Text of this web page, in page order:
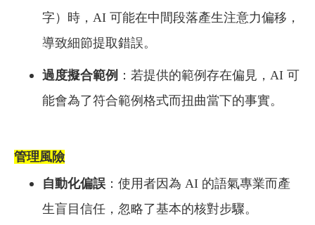
字）時，AI 可能在中間段落產生注意力偏移，
導致細節提取錯誤。
過度擬合範例 ：若提供的範例存在偏見，AI 可
能會為了符合範例格式而扭曲當下的事實。
管理風險
自動化偏誤 ：使用者因為 AI 的語氣專業而產
生盲目信任，忽略了基本的核對步驟。